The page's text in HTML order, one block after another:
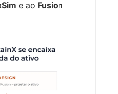
e ao Fusion